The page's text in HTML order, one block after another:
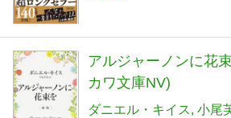
アルジャーノンに花
カワ文庫NV)
ダニエル・キイス 小尾